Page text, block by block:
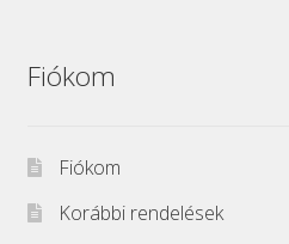
Fiókom
Fiókom
Korábbi rendelések